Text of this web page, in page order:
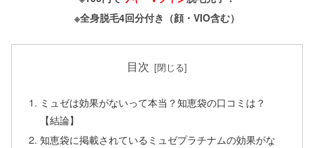
※全身脱毛4回分付き（顔・VIO含む）
目次
ミュゼは効果がないって本当？知恵袋の口コミは？
【結論】
知恵袋に掲載されているミュゼプラチナムの効果がな